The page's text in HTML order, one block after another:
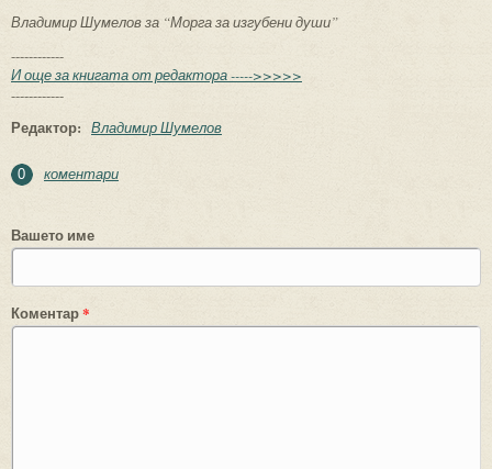
Владимир Шумелов за “Морга за изгубени души”
------------
И още за книгата от редактора ----->>>>>
------------
Редактор: Владимир Шумелов
0 коментари
Вашето име
Коментар*